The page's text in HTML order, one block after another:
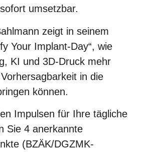
umsetzbar.
zeigt in seinem
Your Implant-Day“, wie
KI und 3D-Druck mehr
in die
können.
Impulsen für Ihre tägliche
Sie4 anerkannte
(BZÄK/DGZMK-